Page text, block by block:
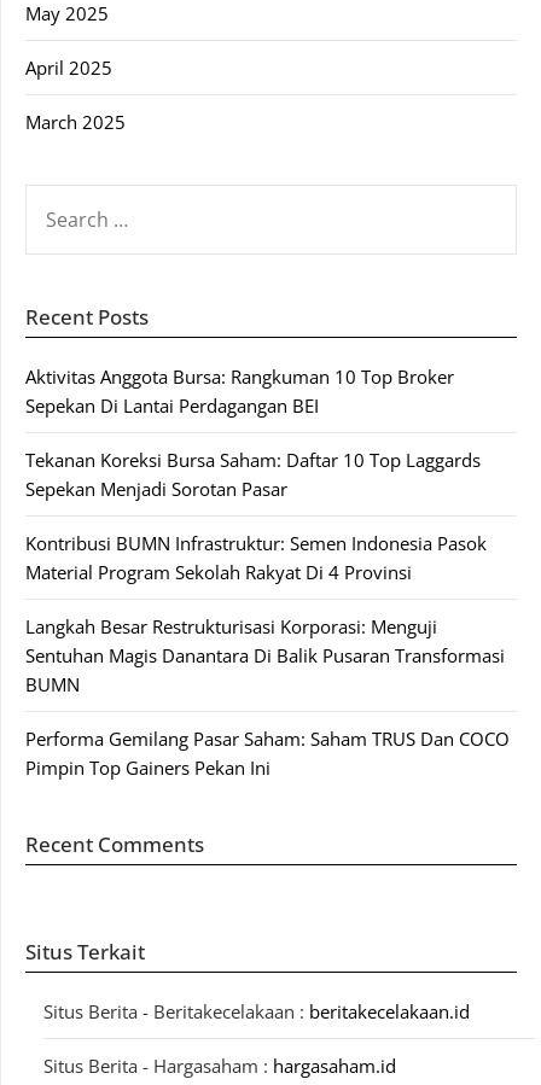
May 2025
April 2025
March 2025
FOR:
Recent Posts
Aktivitas Anggota Bursa: Rangkuman 10 Top Broker
Sepekan Di Lantai Perdagangan BEI
Tekanan Koreksi Bursa Saham: Daftar 10 Top Laggards
Sepekan Menjadi Sorotan Pasar
Kontribusi BUMN Infrastruktur: Semen Indonesia Pasok
Material Program Sekolah Rakyat Di 4 Provinsi
Langkah Besar Restrukturisasi Korporasi: Menguji
Sentuhan Magis Danantara Di Balik Pusaran Transformasi
BUMN
Performa Gemilang Pasar Saham: Saham TRUS Dan COCO
Pimpin Top Gainers Pekan Ini
Recent Comments
Situs Terkait
Situs Berita - Beritakecelakaan : beritakecelakaan.id
Situs Berita - Hargasaham : hargasaham.id